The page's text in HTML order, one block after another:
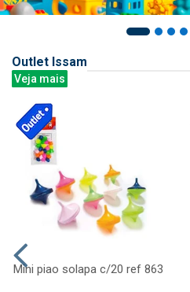
Outlet Issam
Veja mais
Mini piao solapa c/20 ref 863